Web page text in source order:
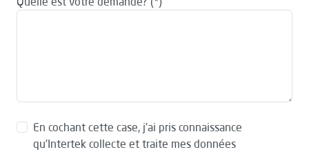
En cochant cette case, j’ai pris connaissance
qu’Intertek collecte et traite mes données